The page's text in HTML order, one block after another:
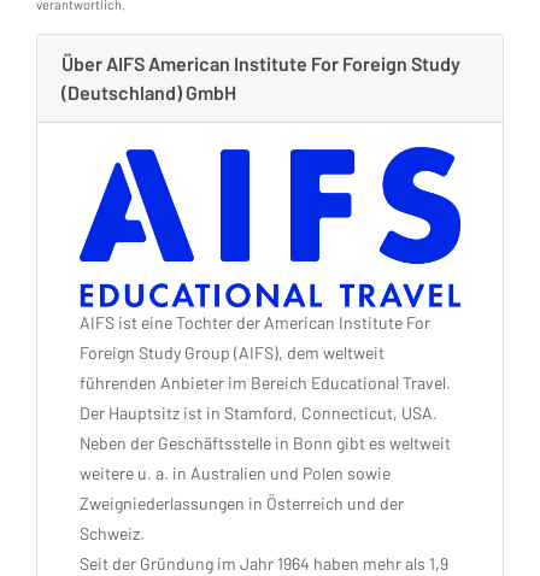
verantwortlich.
Über AIFS American Institute For Foreign Study
(Deutschland) GmbH
AIFS ist eine Tochter der American Institute For
Foreign Study Group (AIFS), dem weltweit
führenden Anbieter im Bereich Educational Travel.
Der Hauptsitz ist in Stamford, Connecticut, USA.
Neben der Geschäftsstelle in Bonn gibt es weltweit
weitere u. a. in Australien und Polen sowie
Zweigniederlassungen in Österreich und der
Schweiz.
Seit der Gründung im Jahr 1964 haben mehr als 1,9